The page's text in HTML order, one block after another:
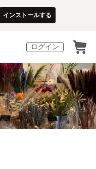
インストールする
ログイン